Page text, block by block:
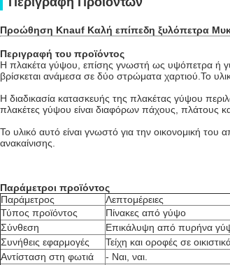
Προώθηση Knauf Καλή επίπεδη ξυλόπετρα
Περιγραφή του προϊόντος
Η πλακέτα γύψου, επίσης γνωστή ως υψόπετρα ή
βρίσκεται ανάμεσα σε δύο στρώματα χαρτιού.Το
Η διαδικασία κατασκευής της πλακέτας γύψου
πλακέτες γύψου είναι διαφόρων πάχους, πλάτους
Το υλικό αυτό είναι γνωστό για την οικονομική
ανακαίνισης.
Παράμετροι προϊόντος
Παράμετρος
Λεπτομέρειες
Τύπος προϊόντος
Πίνακες από γύψο
Σύνθεση
Επικάλυψη από πυρήνα
Συνήθεις εφαρμογές
Τείχη και οροφές σε
Αντίσταση στη φωτιά
- Ναι, ναι.